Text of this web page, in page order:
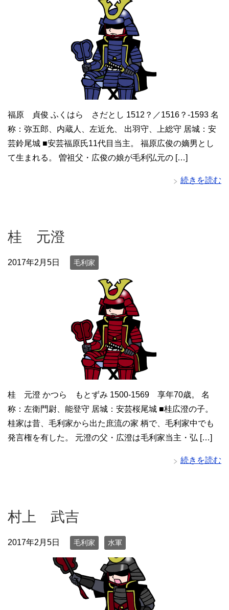
福原 貞俊 ふくはら さだとし 1512？／1516？-1593 名
称：弥五郎、内蔵人、左近允、 出羽守、上総守 居城：安
芸鈴尾城 ■安芸福原氏11代目当主。 福原広俊の嫡男とし
て生まれる。 曽祖父・広俊の娘が毛利弘元の […]
続きを読む
桂 元澄
2017年2月5日 毛利家
桂 元澄 かつら もとずみ 1500-1569 享年70歳。 名
称：左衛門尉、能登守 居城：安芸桜尾城 ■桂広澄の子。
桂家は昔、毛利家から出た庶流の家 柄で、毛利家中でも
発言権を有した。 元澄の父・広澄は毛利家当主・弘 […]
続きを読む
村上 武吉
2017年2月5日 毛利家 水軍